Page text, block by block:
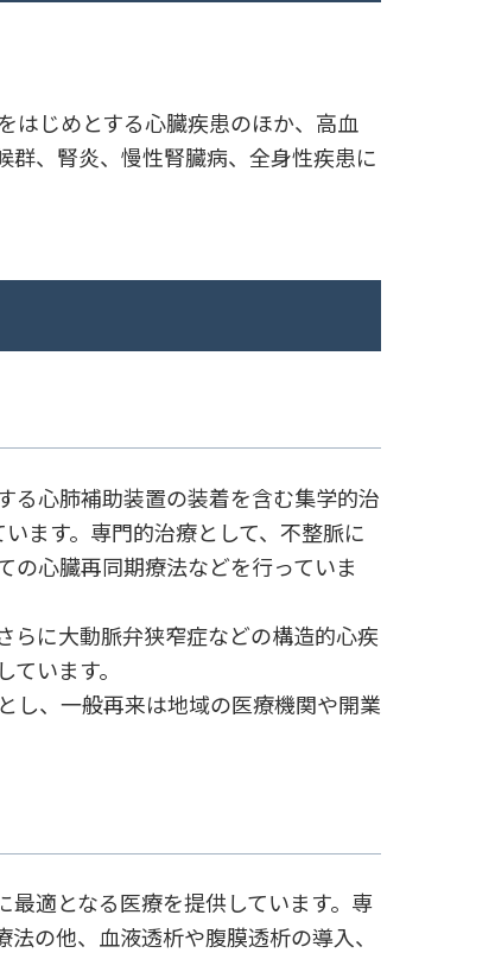
はじめとする心臓疾患のほか、高血
、腎炎、慢性腎臓病、全身性疾患に
る心肺補助装置の装着を含む集学的治
ます。専門的治療として、不整脈に
の心臓再同期療法などを行っていま
らに大動脈弁狭窄症などの構造的心疾
います。
し、一般再来は地域の医療機関や開業
適となる医療を提供しています。専
の他、血液透析や腹膜透析の導入、